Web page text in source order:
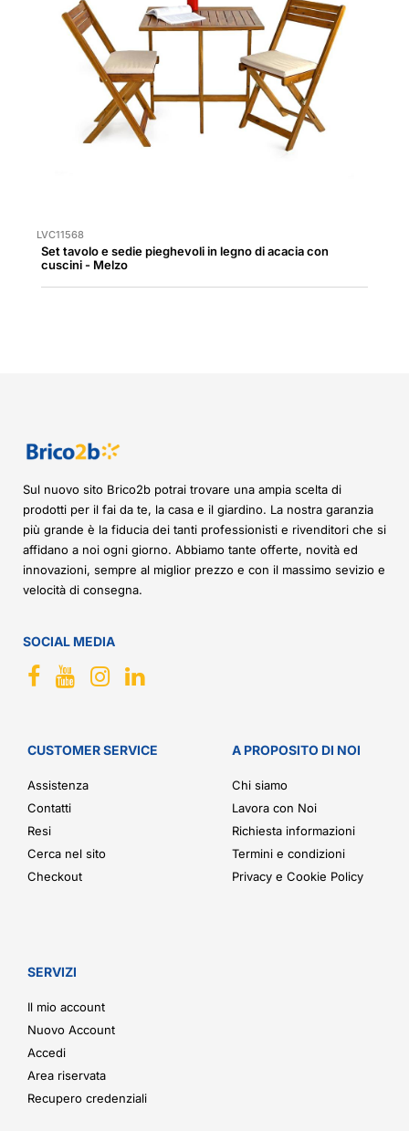
LVC11568
Set tavolo e sedie pieghevoli in legno di acacia con
cuscini - Melzo
Sul nuovo sito Brico2b potrai trovare una ampia scelta di
prodotti per il fai da te, la casa e il giardino. La nostra garanzia
più grande è la fiducia dei tanti professionisti e rivenditori che si
affidano a noi ogni giorno. Abbiamo tante offerte, novità ed
innovazioni, sempre al miglior prezzo e con il massimo sevizio e
velocità di consegna.
SOCIAL MEDIA
CUSTOMER SERVICE
Assistenza
Contatti
Resi
Cerca nel sito
Checkout
A PROPOSITO DI NOI
Chi siamo
Lavora con Noi
Richiesta informazioni
Termini e condizioni
Privacy e Cookie Policy
SERVIZI
Il mio account
Nuovo Account
Accedi
Area riservata
Recupero credenziali